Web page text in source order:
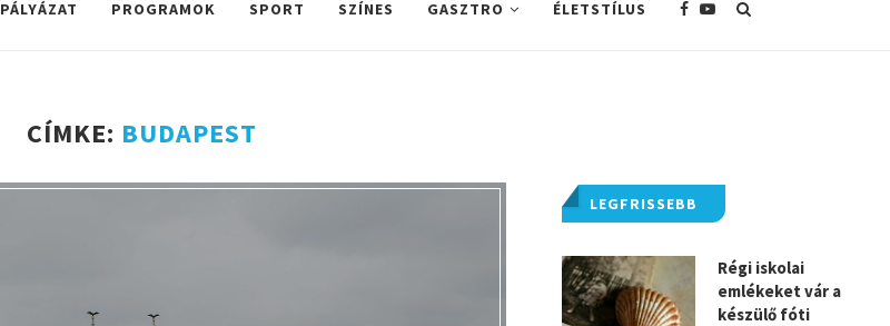
PÁLYÁZAT PROGRAMOK SPORT SZÍNES GASZTRO ÉLETSTÍLUS
CÍMKE: BUDAPEST
LEGFRISSEBB
Régi iskolai
emlékeket vár a
készülő fóti